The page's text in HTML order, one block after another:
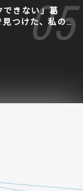
できない」葛
見つけた、私の